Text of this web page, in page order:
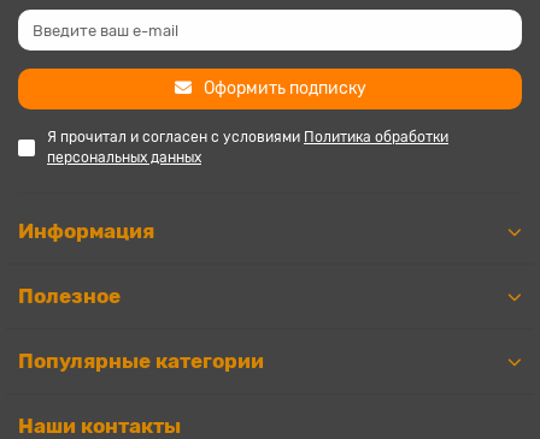
Оформить подписку
Я прочитал и согласен с условиями Политика обработки
персональных данных
Информация
Полезное
Популярные категории
Наши контакты